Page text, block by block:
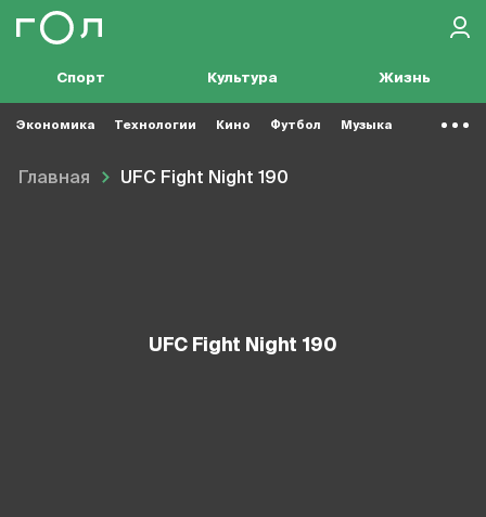
Спорт Культура Жизнь
Экономика Технологии Кино Футбол Музыка
Главная UFC Fight Night 190
UFC Fight Night 190